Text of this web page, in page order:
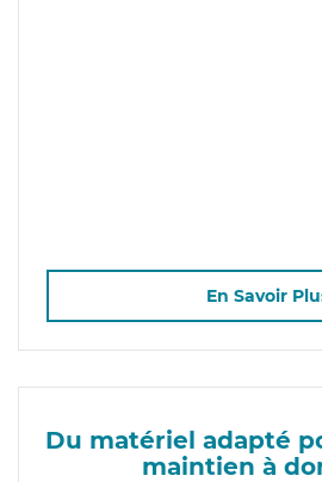
En Savoir
Du matériel adapté
maintien à